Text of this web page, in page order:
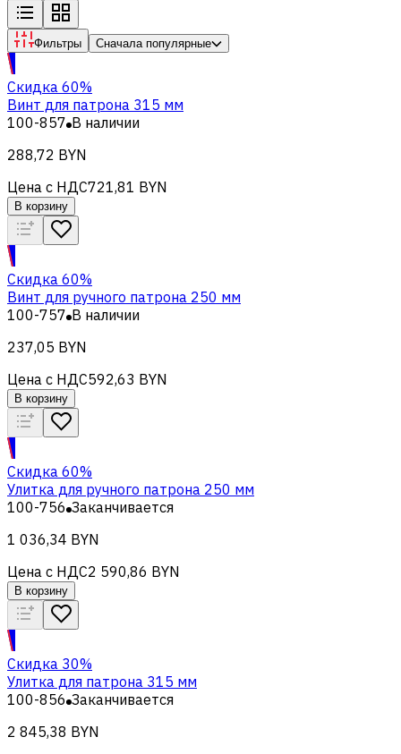
Фильтры Сначала популярные
Скидка 60%
Винт для патрона 315 мм
100-857 В наличии
288,72 BYN
Цена с НДС721,81 BYN
В корзину
Скидка 60%
Винт для ручного патрона 250 мм
100-757 В наличии
237,05 BYN
Цена с НДС592,63 BYN
В корзину
Скидка 60%
Улитка для ручного патрона 250 мм
100-756 Заканчивается
1 036,34 BYN
Цена с НДС2 590,86 BYN
В корзину
Скидка 30%
Улитка для патрона 315 мм
100-856 Заканчивается
2 845,38 BYN